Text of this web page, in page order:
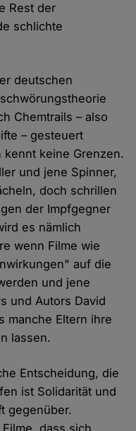
Rest der
schlichte
deutschen
Chemtrails – also
– gesteuert
keine Grenzen.
und jene Spinner,
doch schrillen
der Impfgegner
es nämlich
wenn Filme wie
auf die
und jene
und Autors David
manche Eltern ihre
lassen.
Entscheidung, die
ist Solidarität und
gegenüber.